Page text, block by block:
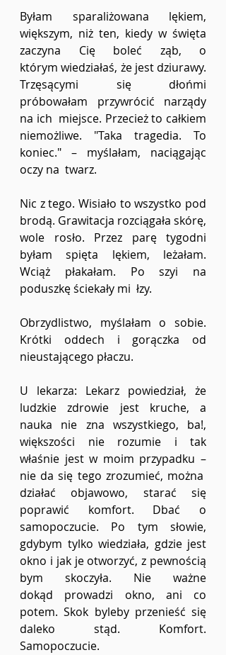
Byłam sparaliżowana lękiem,
większym, niż ten, kiedy w święta
zaczyna Cię boleć ząb, o
którym wiedziałaś, że jest dziurawy.
Trzęsącymi się dłońmi
próbowałam przywrócić narządy
na ich  miejsce. Przecież to całkiem
niemożliwe. "Taka tragedia. To
koniec." – myślałam, naciągając
oczy na  twarz.
Nic z tego. Wisiało to wszystko pod
brodą. Grawitacja rozciągała skórę,
wole rosło. Przez parę tygodni
byłam spięta lękiem, leżałam.
Wciąż płakałam. Po szyi na
poduszkę ściekały mi  łzy.
Obrzydlistwo, myślałam o sobie.
Krótki oddech i gorączka od
nieustającego płaczu.
U lekarza: Lekarz powiedział, że
ludzkie zdrowie jest kruche, a
nauka nie zna wszystkiego, ba!,
większości nie rozumie i tak
właśnie jest w moim przypadku –
nie da się tego zrozumieć, można
działać objawowo, starać się
poprawić komfort. Dbać o
samopoczucie. Po tym słowie,
gdybym tylko wiedziała, gdzie jest
okno i jak je otworzyć, z pewnością
bym skoczyła. Nie ważne
dokąd prowadzi okno, ani co
potem. Skok byleby przenieść się
daleko stąd. Komfort.
Samopoczucie.